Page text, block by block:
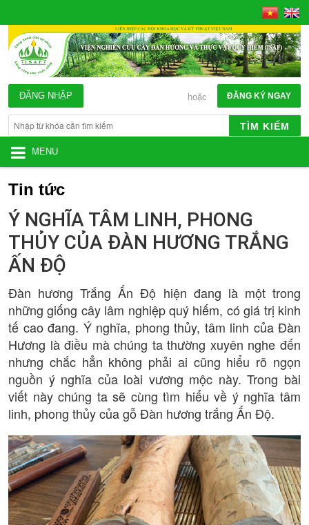
ĐĂNG KÝ NGAY
hoặc
ĐĂNG NHẬP
TÌM KIẾM
MENU
Tin tức
Ý NGHĨA TÂM LINH, PHONG
THỦY CỦA ĐÀN HƯƠNG TRẮNG
ẤN ĐỘ
Đàn hương Trắng Ấn Độ hiện đang là một trong
những giống cây lâm nghiệp quý hiếm, có giá trị kinh
tế cao đang. Ý nghĩa, phong thủy, tâm linh của Đàn
Hương là điều mà chúng ta thường xuyên nghe đến
nhưng chắc hẳn không phải ai cũng hiểu rõ ngọn
nguồn ý nghĩa của loài vương mộc này. Trong bài
viết này chúng ta sẽ cùng tìm hiểu về ý nghĩa tâm
linh, phong thủy của gỗ Đàn hương trắng Ấn Độ.